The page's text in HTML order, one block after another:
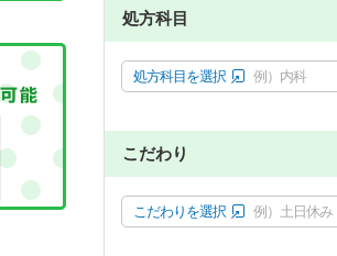
処方科目
処方科目を選択 例）内科
こだわり
こだわりを選択 例）土日休み